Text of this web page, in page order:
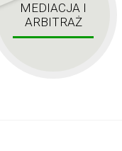
MEDIACJA I
ARBITRAŻ